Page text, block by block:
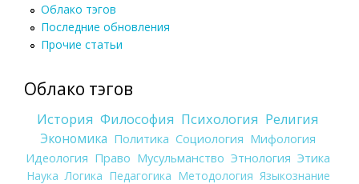
Облако тэгов
Последние обновления
Прочие статьи
Облако тэгов
История Философия Психология Религия
Экономика Политика Социология Мифология
Идеология Право Мусульманство Этнология Этика
Наука Логика Педагогика Методология Языкознание